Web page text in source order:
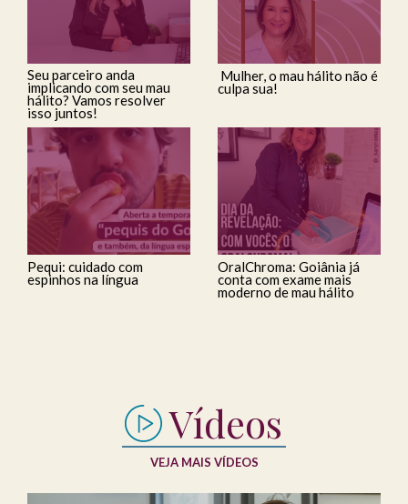
Seu parceiro anda
implicando com seu mau
hálito? Vamos resolver
isso juntos!
Mulher, o mau hálito não é
culpa sua!
Pequi: cuidado com
espinhos na língua
OralChroma: Goiânia já
conta com exame mais
moderno de mau hálito
Vídeos
VEJA MAIS VÍDEOS